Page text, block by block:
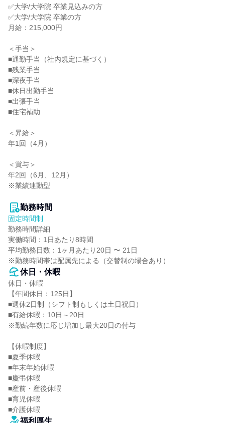
✅大学/大学院 卒業見込みの方
✅大学/大学院 卒業の方
月給：215,000円
＜手当＞
■通勤手当（社内規定に基づく）
■残業手当
■深夜手当
■休日出勤手当
■出張手当
■住宅補助
＜昇給＞
年1回（4月）
＜賞与＞
年2回（6月、12月）
※業績連動型
勤務時間
固定時間制
勤務時間詳細
実働時間：1日あたり8時間
平均勤務日数：1ヶ月あたり20日 〜 21日
※勤務時間帯は配属先による（交替制の場合あり）
休日・休暇
休日・休暇
【年間休日：125日】
■週休2日制（シフト制もしくは土日祝日）
■有給休暇：10日～20日
※勤続年数に応じ増加し最大20日の付与
【休暇制度】
■夏季休暇
■年末年始休暇
■慶弔休暇
■産前・産後休暇
■育児休暇
■介護休暇
福利厚生